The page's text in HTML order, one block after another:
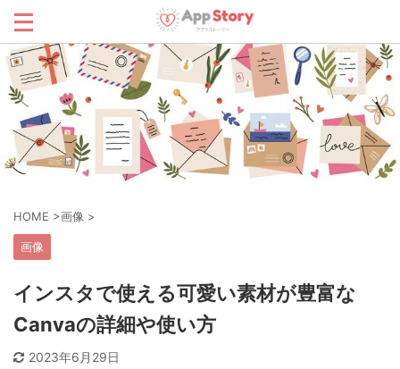
HOME >画像 >
画像
インスタで使える可愛い素材が豊富な
Canvaの詳細や使い方
2023年6月29日